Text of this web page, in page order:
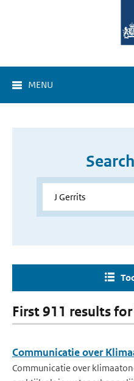
MENU
First 911 results for
Communicatie over
Communicatie over